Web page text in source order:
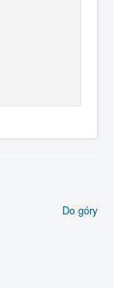
Do góry